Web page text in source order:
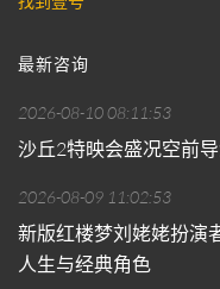
最新咨询
2026-08-10 08:11:53
沙丘2特映会盛况空前
2026-08-09 11:02:53
新版红楼梦刘姥姥扮演
人生与经典角色